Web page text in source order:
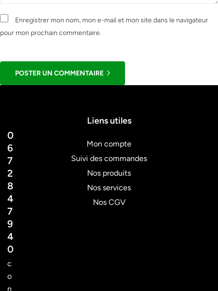
Enregistrer mon nom, mon e-mail et mon site dans le navigateur
pour mon prochain commentaire.
POSTER UN COMMENTAIRE
0
6
7
2
8
4
7
9
4
0
c
o
n
Liens utiles
Mon compte
Suivi des commandes
Nos produits
Nos services
Nos CGV